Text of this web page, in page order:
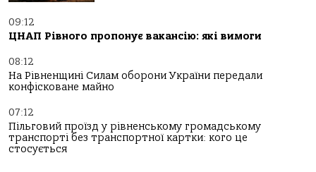
09:12
ЦНАП Рівного пропонує вакансію: які вимоги
08:12
На Рівненщині Силам оборони України передали
конфісковане майно
07:12
Пільговий проїзд у рівненському громадському
транспорті без транспортної картки: кого це
стосується